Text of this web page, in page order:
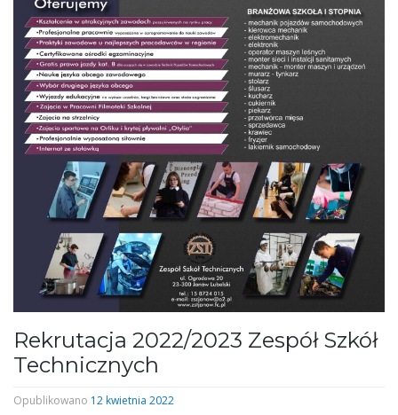
Rekrutacja 2022/2023 Zespół Szkół
Technicznych
Opublikowano 12 kwietnia 2022